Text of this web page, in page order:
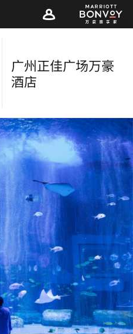
广州正佳广场万豪
酒店